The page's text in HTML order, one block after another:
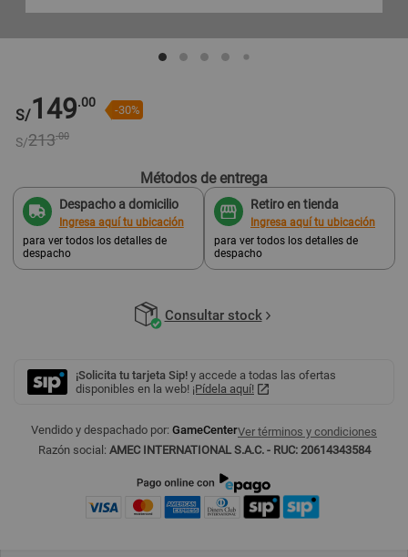
S/149.00 -30%
S/213.00
Métodos de entrega
Despacho a domicilio
Ingresa aquí tu ubicación
para ver todos los detalles de
despacho
Retiro en tienda
Ingresa aquí tu ubicación
para ver todos los detalles de
despacho
Consultar stock
¡Solicita tu tarjeta Sip! y accede a todas las ofertas
disponibles en la web! ¡Pídela aquí!
Vendido y despachado por: GameCenterVer términos y condiciones
Razón social: AMEC INTERNATIONAL S.A.C. - RUC: 20614343584